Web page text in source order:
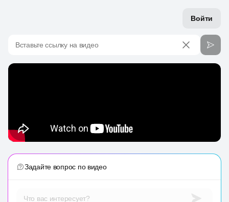
Войти
Вставьте ссылку на видео
Задайте вопрос по видео
Что вас интересует?